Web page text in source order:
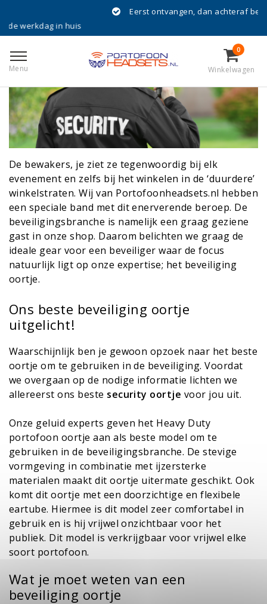
in huis
Eerst ontvangen, dan achteraf betalen met
Menu
0
Winkelwagen
De ideale gear voor een beveiliger
Geplaatst op 8 Maart 2023
De bewakers, je ziet ze tegenwoordig bij elk
evenement en zelfs bij het winkelen in de ‘duurdere’
winkelstraten. Wij van Portofoonheadsets.nl hebben
een speciale band met dit enerverende beroep. De
beveiligingsbranche is namelijk een graag geziene
gast in onze shop. Daarom belichten we graag de
ideale gear voor een beveiliger waar de focus
natuurlijk ligt op onze expertise; het beveiliging
oortje.
Ons beste beveiliging oortje
uitgelicht!
Waarschijnlijk ben je gewoon opzoek naar het beste
oortje om te gebruiken in de beveiliging. Voordat
we overgaan op de nodige informatie lichten we
allereerst ons beste security oortje voor jou uit.
Onze geluid experts geven het Heavy Duty
portofoon oortje aan als beste model om te
gebruiken in de beveiligingsbranche. De stevige
vormgeving in combinatie met ijzersterke
materialen maakt dit oortje uitermate geschikt. Ook
komt dit oortje met een doorzichtige en flexibele
eartube. Hiermee is dit model zeer comfortabel in
gebruik en is hij vrijwel onzichtbaar voor het
publiek. Dit model is verkrijgbaar voor vrijwel elke
soort portofoon.
Wat je moet weten van een
beveiliging oortje